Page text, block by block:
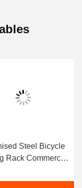
Steel Bicycle
Rack Commercial